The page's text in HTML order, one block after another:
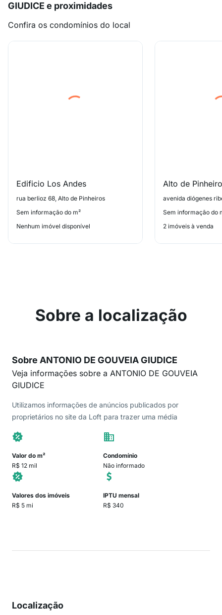
GIUDICE e proximidades
Confira os condomínios do local
Edificio Los Andes
rua berlioz 68, Alto de Pinheiros
Sem informação do m²
Nenhum imóvel disponível
Alto de
Sem informação do
2 imóveis à venda
Sobre a localização
Sobre ANTONIO DE GOUVEIA GIUDICE
Veja informações sobre a ANTONIO DE GOUVEIA
GIUDICE
Utilizamos informações de anúncios publicados por
proprietários no site da Loft para trazer uma média
Valor do m²
R$ 12 mil
Condomínio
Não informado
Valores dos imóveis
R$ 5 mi
IPTU mensal
R$ 340
Localização